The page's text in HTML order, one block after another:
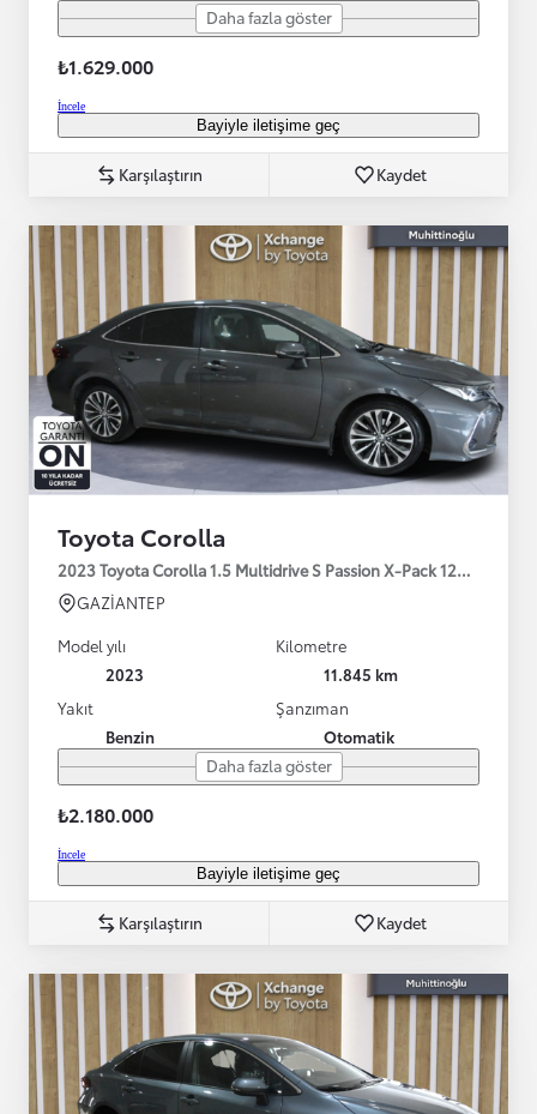
Daha fazla göster
₺1.629.000
İncele
Bayiyle iletişime geç
Karşılaştırın Kaydet
Toyota Corolla
2023 Toyota Corolla 1.5 Multidrive S Passion X-Pack 125HP
GAZİANTEP
Model yılı
2023
Kilometre
11.845 km
Yakıt
Benzin
Şanzıman
Otomatik
Daha fazla göster
₺2.180.000
İncele
Bayiyle iletişime geç
Karşılaştırın Kaydet